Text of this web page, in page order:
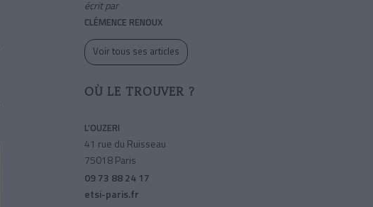
écrit par
CLÉMENCE RENOUX
Voir tous ses articles
OÙ LE TROUVER ?
L’OUZERI
41 rue du Ruisseau
75018 Paris
09 73 88 24 17
etsi-paris.fr